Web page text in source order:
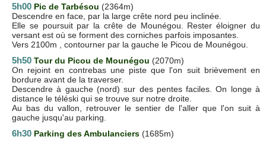
5h00 Pic de Tarbésou (2364m)
Descendre en face, par la large crête nord peu inclinée.
Elle se poursuit par la crête de Mounégou. Rester éloigner du
versant est où se forment des corniches parfois imposantes.
Vers 2100m , contourner par la gauche le Picou de Mounégou.
5h50 Tour du Picou de Mounégou (2070m)
On rejoint en contrebas une piste que l'on suit brièvement en
bordure avant de la traverser.
Descendre à gauche (nord) sur des pentes faciles. On longe à
distance le téléski qui se trouve sur notre droite.
Au bas du vallon, retrouver le sentier de l'aller que l'on suit à
gauche jusqu'au parking.
6h30 Parking des Ambulanciers (1685m)